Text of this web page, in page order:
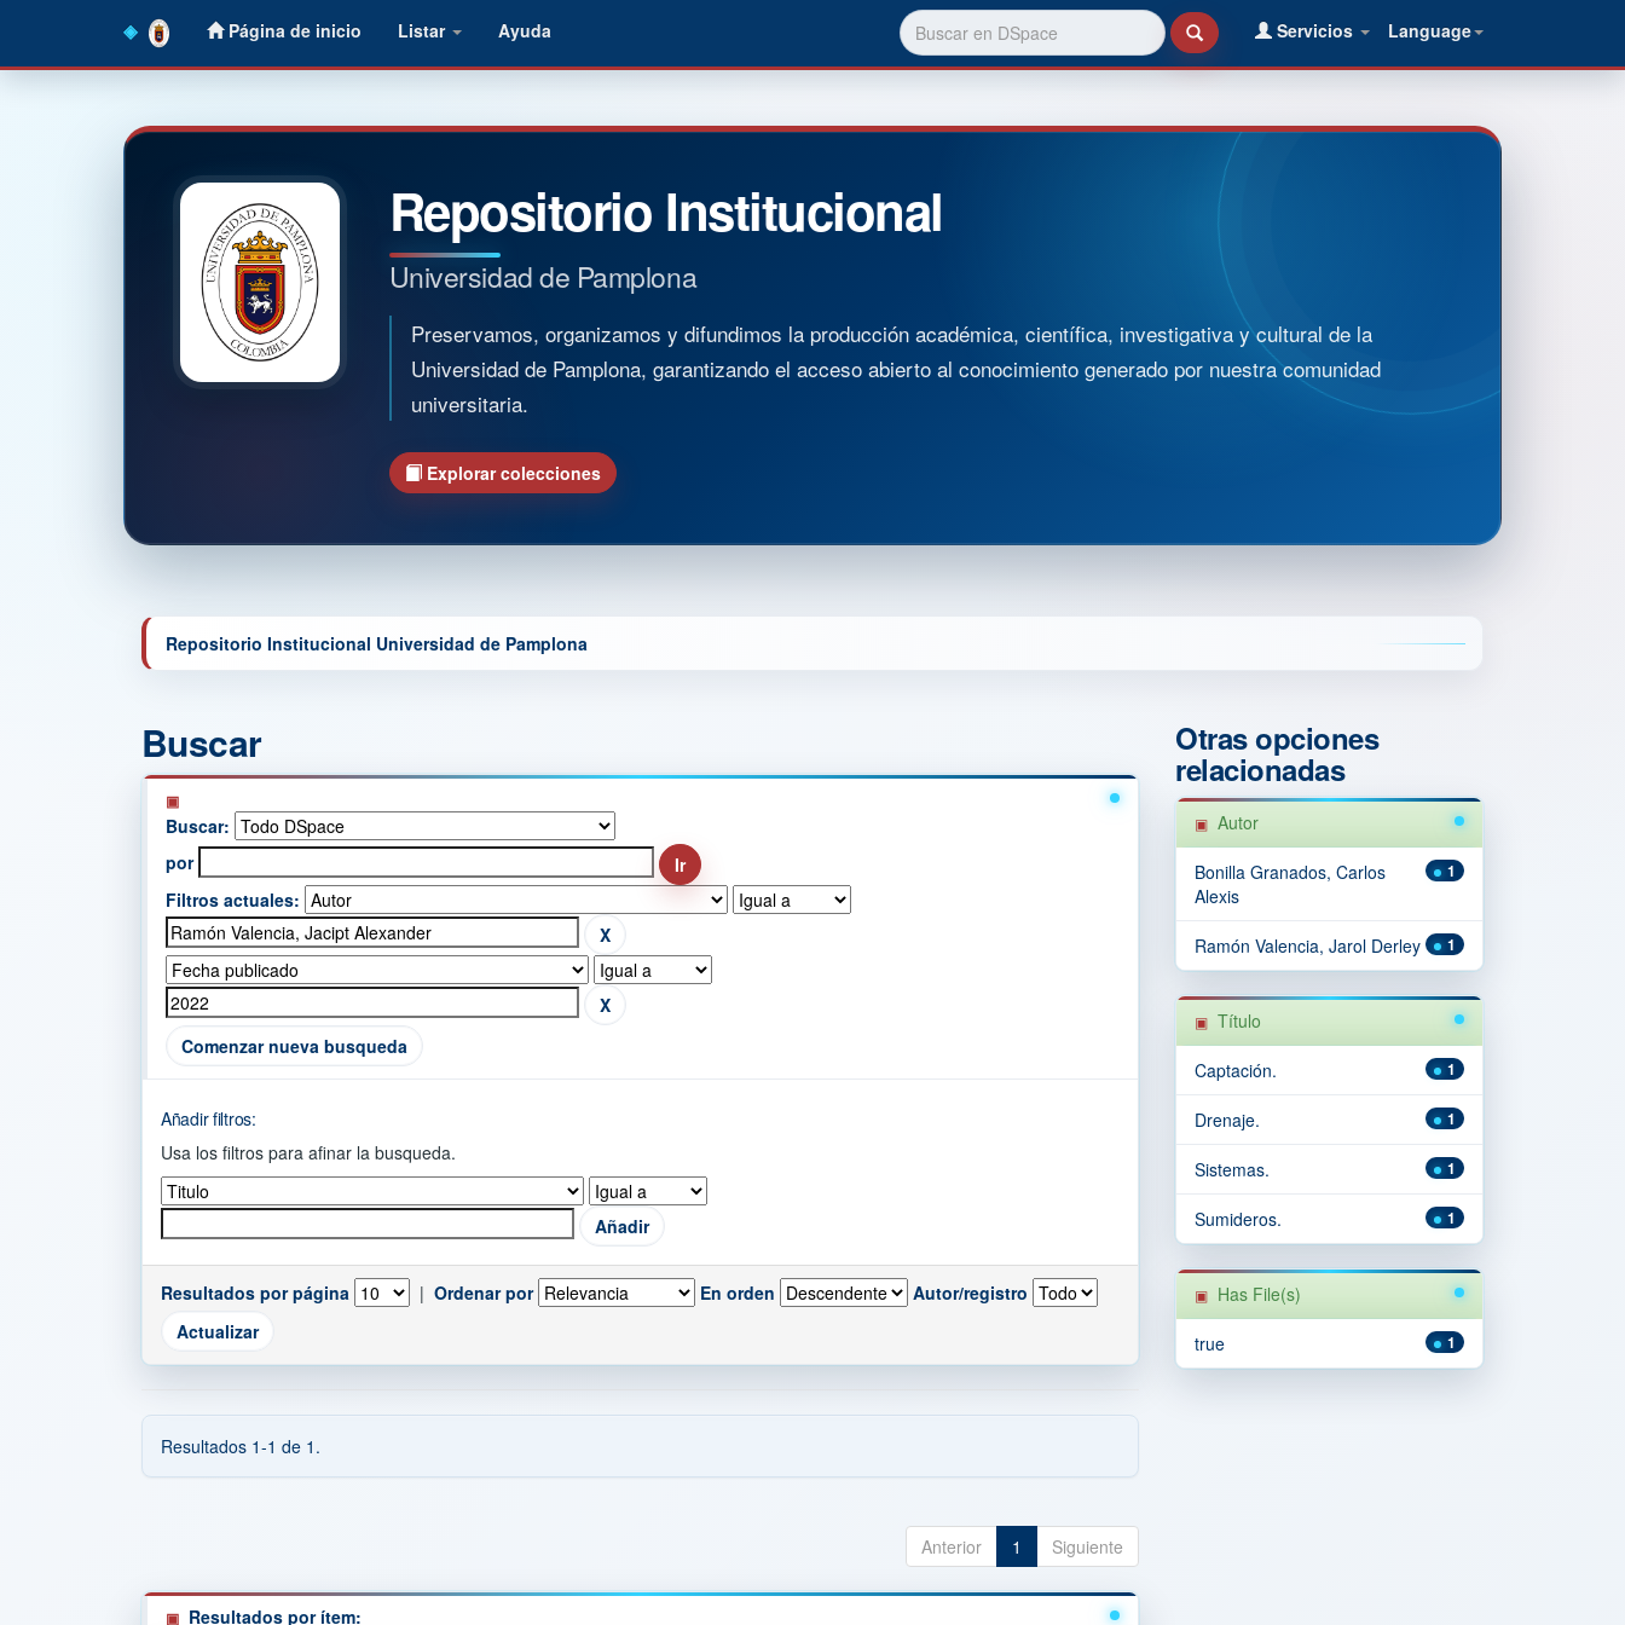
Página de inicio Listar Ayuda Language
Servicios
Repositorio Institucional
Universidad de Pamplona
Preservamos, organizamos y difundimos la producción académica, científica, investigativa y cultural de la
Universidad de Pamplona, garantizando el acceso abierto al conocimiento generado por nuestra comunidad
universitaria.
Explorar colecciones
Repositorio Institucional Universidad de Pamplona
Buscar
Buscar:
por
Filtros actuales:
Comenzar nueva busqueda
Añadir filtros:
Usa los filtros para afinar la busqueda.
Resultados por página | Ordenar por En orden Autor/registro
Resultados 1-1 de 1.
Anterior 1 Siguiente
Resultados por ítem:
Otras opciones
relacionadas
Autor
1
Bonilla Granados, Carlos
Alexis
1
Ramón Valencia, Jarol Derley
Título
1
Captación.
1
Drenaje.
1
Sistemas.
1
Sumideros.
Has File(s)
1
true